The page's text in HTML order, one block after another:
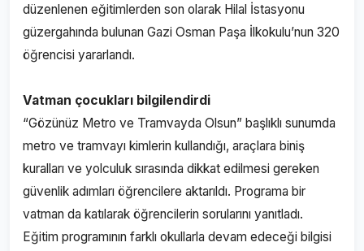
düzenlenen eğitimlerden son olarak Hilal İstasyonu
güzergahında bulunan Gazi Osman Paşa İlkokulu’nun 320
öğrencisi yararlandı.
Vatman çocukları bilgilendirdi
“Gözünüz Metro ve Tramvayda Olsun” başlıklı sunumda
metro ve tramvayı kimlerin kullandığı, araçlara biniş
kuralları ve yolculuk sırasında dikkat edilmesi gereken
güvenlik adımları öğrencilere aktarıldı. Programa bir
vatman da katılarak öğrencilerin sorularını yanıtladı.
Eğitim programının farklı okullarla devam edeceği bilgisi